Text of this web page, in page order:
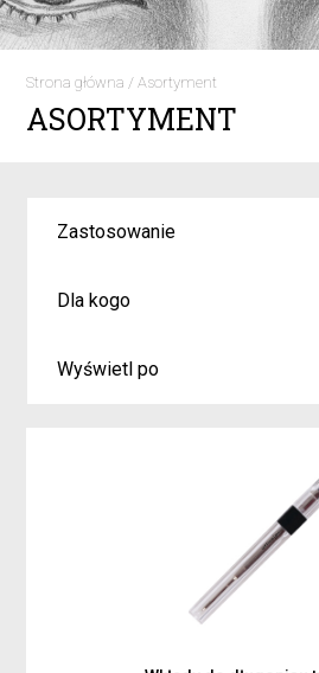
Strona główna /Asortyment
ASORTYMENT
Zastosowanie
malowanie
kreślenie
Dla kogo
Artyści i profesjonaliści
Wyświetl po